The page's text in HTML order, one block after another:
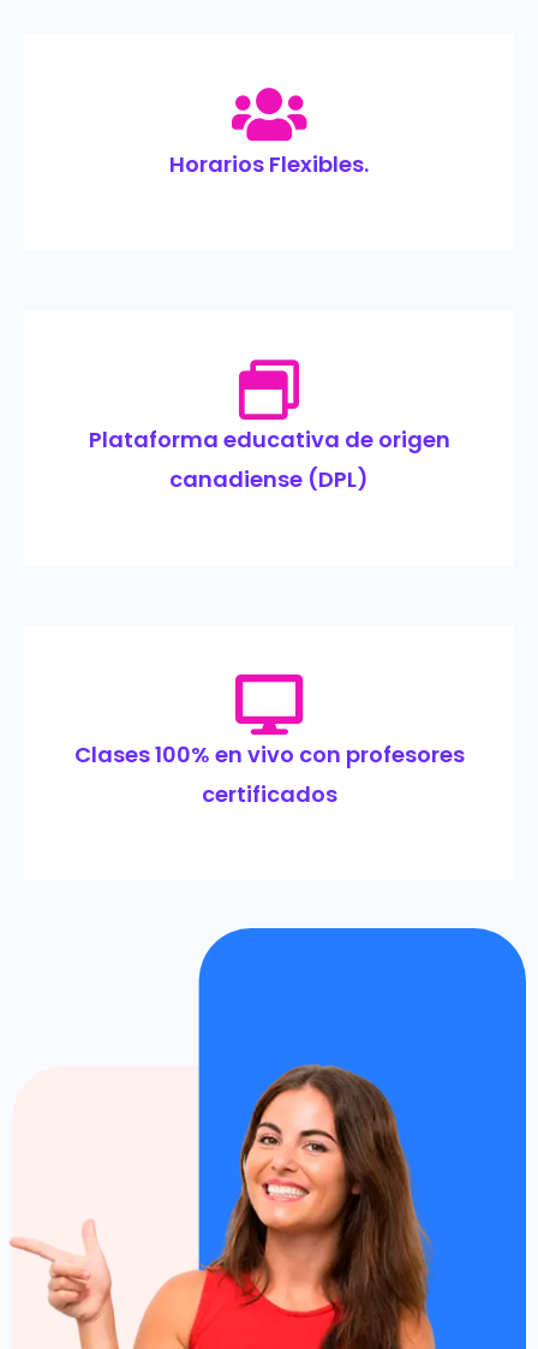
Horarios Flexibles.
Plataforma educativa de origen
canadiense (DPL)
Clases 100% en vivo con profesores
certificados